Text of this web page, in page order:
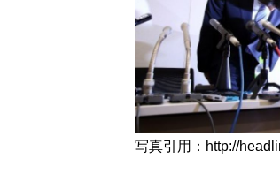
写真引用：http://